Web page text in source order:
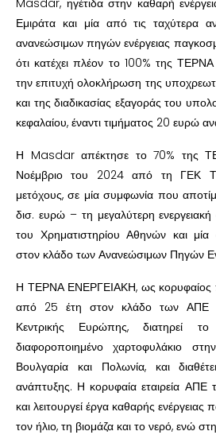
Εμιράτα και μία από τις ταχύτερα
ανανεώσιμων πηγών ενέργειας
ότι κατέχει πλέον το 100% της
την επιτυχή ολοκλήρωση της
και της διαδικασίας εξαγοράς του
κεφαλαίου, έναντι τιμήματος 20 ευρώ
Η Masdar απέκτησε το 70% της
Νοέμβριο του 2024 από τη ΓΕΚ
μετόχους, σε μία συμφωνία που
δισ. ευρώ – τη μεγαλύτερη
του Χρηματιστηρίου Αθηνών και μία
στον κλάδο των Ανανεώσιμων Πηγών
Η ΤΕΡΝΑ ΕΝΕΡΓΕΙΑΚΗ, ως κορυφαίος
από 25 έτη στον κλάδο των ΑΠΕ
Κεντρικής Ευρώπης, διατηρεί
διαφοροποιημένο χαρτοφυλάκιο
Βουλγαρία και Πολωνία, και
ανάπτυξης. Η κορυφαία εταιρεία ΑΠΕ
και λειτουργεί έργα καθαρής ενέργειας
τον ήλιο, τη βιομάζα και το νερό, ενώ